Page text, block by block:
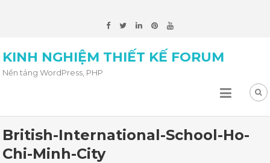
KINH NGHIỆM THIẾT KẾ FORUM
Nền tảng WordPress, PHP
British-International-School-Ho-
Chi-Minh-City